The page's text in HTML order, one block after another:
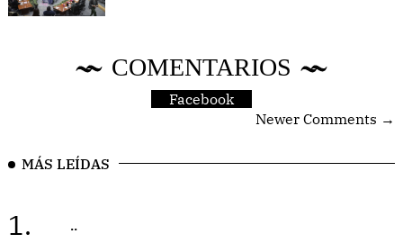
COMENTARIOS
Facebook
Newer Comments →
MÁS LEÍDAS
1. ..